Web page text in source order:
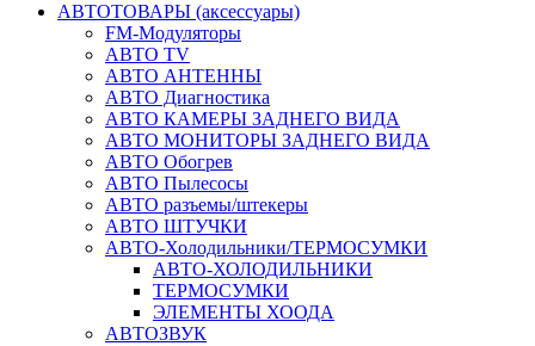
АВТОТОВАРЫ (аксессуары)
FM-Модуляторы
АВТО TV
АВТО АНТЕННЫ
АВТО Диагностика
АВТО КАМЕРЫ ЗАДНЕГО ВИДА
АВТО МОНИТОРЫ ЗАДНЕГО ВИДА
АВТО Обогрев
АВТО Пылесосы
АВТО разъемы/штекеры
АВТО ШТУЧКИ
АВТО-Холодильники/ТЕРМОСУМКИ
АВТО-ХОЛОДИЛЬНИКИ
ТЕРМОСУМКИ
ЭЛЕМЕНТЫ ХООДА
АВТОЗВУК